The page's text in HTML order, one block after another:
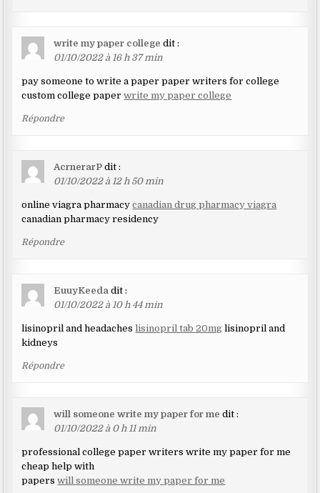
write my paper college dit :
01/10/2022 à 16 h 37 min
pay someone to write a paper paper writers for college
custom college paperwrite my paper college
Répondre
AcrnerarP dit :
01/10/2022 à 12 h 50 min
online viagra pharmacycanadian drug pharmacy viagra
canadian pharmacy residency
Répondre
EuuyKeeda dit :
01/10/2022 à 10 h 44 min
lisinopril and headacheslisinopril tab 20mg lisinopril and
kidneys
Répondre
will someone write my paper for me dit :
01/10/2022 à 0 h 11 min
professional college paper writers write my paper for me
cheap help with
paperswill someone write my paper for me